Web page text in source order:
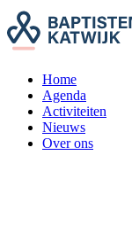
Home
Agenda
Activiteiten
Nieuws
Over ons